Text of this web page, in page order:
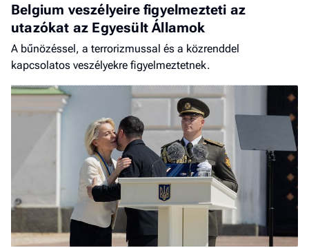
Belgium veszélyeire figyelmezteti az
utazókat az Egyesült Államok
A bűnözéssel, a terrorizmussal és a közrenddel
kapcsolatos veszélyekre figyelmeztetnek.